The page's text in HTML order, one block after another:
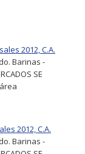
2012, C.A.
Barinas -
SE
2012, C.A.
Barinas -